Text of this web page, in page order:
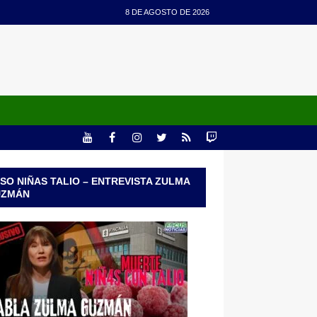
8 DE AGOSTO DE 2026
NIÑAS TALIO – ENTREVISTA ZULMA